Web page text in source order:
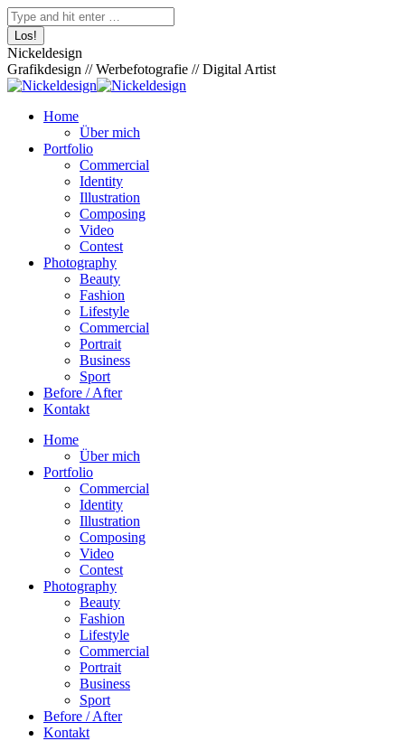
Zum
Inhalt
springen
Facebook
page
opens
in
new
window
Pinterest
page
opens
in
new
window
Skype
page
opens
in
new
window
500px
page
opens
in
new
window
XING
page
opens
in
new
window
Instagram
page
opens
in
new
window
YouTube
page
opens
in
new
window
Behance
page
opens
in
new
window
Search:
Nickeldesign
Grafikdesign // Werbefotografie // Digital Artist
Home
Über mich
Portfolio
Commercial
Identity
Illustration
Composing
Video
Contest
Photography
Beauty
Fashion
Lifestyle
Commercial
Portrait
Business
Sport
Before / After
Kontakt
Home
Über mich
Portfolio
Commercial
Identity
Illustration
Composing
Video
Contest
Photography
Beauty
Fashion
Lifestyle
Commercial
Portrait
Business
Sport
Before / After
Kontakt